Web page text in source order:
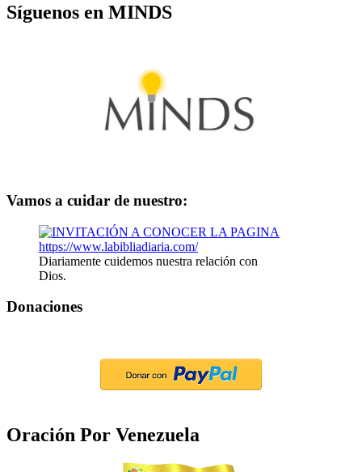
Síguenos en MINDS
Vamos a cuidar de nuestro:
Diariamente cuidemos nuestra relación con
Dios.
Donaciones
Oración Por Venezuela